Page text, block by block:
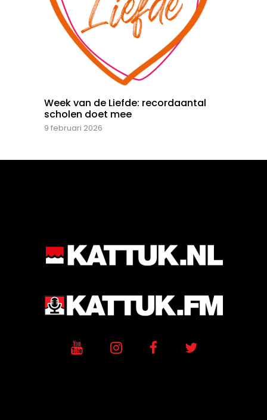
Week van de Liefde: recordaantal
scholen doet mee
9 februari 2026